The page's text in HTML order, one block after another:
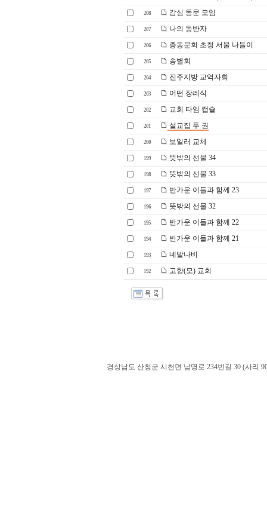
208 감심 동문 모임
207 나의 동반자
206 총동문회 초청 서울 나들이
205 송별회
204 진주지방 교역자회
203 어떤 장례식
202 교회 타임 캡슐
201 설교집 두 권
200 보일러 교체
199 뜻밖의 선물 34
198 뜻밖의 선물 33
197 반가운 이들과 함께 23
196 뜻밖의 선물 32
195 반가운 이들과 함께 22
194 반가운 이들과 함께 21
193 네발나비
192 고향(모) 교회
경상남도 산청군 시천면 남명로 234번길 30 (사리